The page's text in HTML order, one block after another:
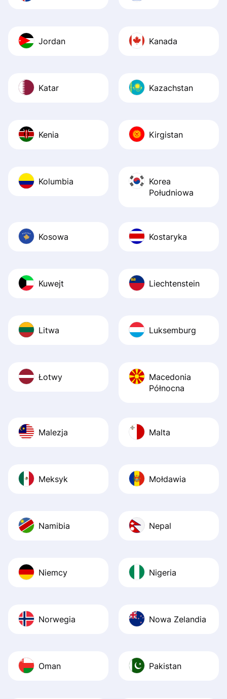
Jordan Kanada
Katar Kazachstan
Kenia Kirgistan
Kolumbia
Korea
Południowa
Kosowa Kostaryka
Kuwejt Liechtenstein
Litwa Luksemburg
Łotwy
Macedonia
Północna
Malezja Malta
Meksyk Mołdawia
Namibia Nepal
Niemcy Nigeria
Norwegia Nowa Zelandia
Oman Pakistan